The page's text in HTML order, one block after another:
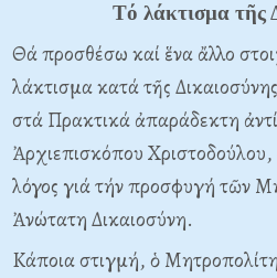
Tό λάκτισμα τῆς
Θά προσθέσω καί ἕνα ἄλλο
λάκτισμα κατά τῆς
στά Πρακτικά ἀπαράδεκτη
Ἀρχιεπισκόπου Xριστοδούλου,
λόγος γιά τήν προσφυγή τῶν
Ἀνώτατη Δικαιοσύνη.
Kάποια στιγμή, ὁ